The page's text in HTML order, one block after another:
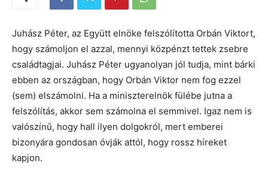
Juhász Péter, az Együtt elnöke felszólította Orbán Viktort,
hogy számoljon el azzal, mennyi közpénzt tettek zsebre
családtagjai. Juhász Péter ugyanolyan jól tudja, mint bárki
ebben az országban, hogy Orbán Viktor nem fog ezzel
(sem) elszámolni. Ha a miniszterelnök fülébe jutna a
felszólítás, akkor sem számolna el semmivel. Igaz nem is
valószínű, hogy hall ilyen dolgokról, mert emberei
bizonyára gondosan óvják attól, hogy rossz híreket
kapjon.